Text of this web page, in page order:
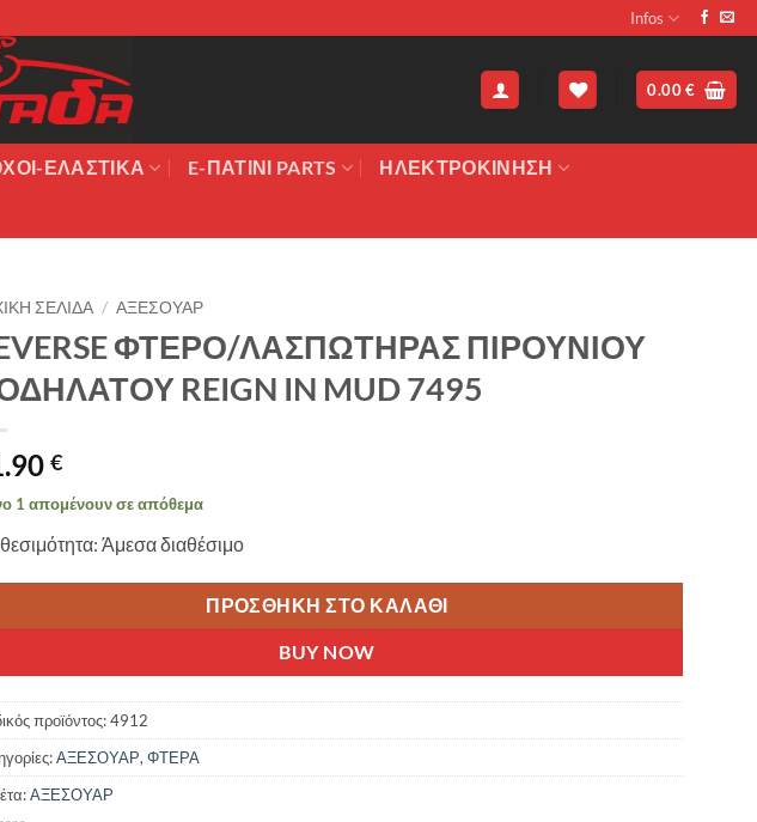
Infos
0.00€
ΕΛΑΣΤΙΚΑ E-ΠΑΤΙΝΙ PARTS ΗΛΕΚΤΡΟΚΙΝΗΣΗ
ΣΕΛΊΔΑ / ΑΞΕΣΟΥΑΡ
ΦΤΕΡΟ/ΛΑΣΠΩΤΗΡΑΣ ΠΙΡΟΥΝΙΟΥ
REIGN IN MUD 7495
€
1 απομένουν σε απόθεμα
Άμεσα διαθέσιμο
ΠΡΟΣΘΉΚΗ ΣΤΟ ΚΑΛΆΘΙ
BUY NOW
προϊόντος:4912
ΑΞΕΣΟΥΑΡ, ΦΤΕΡΑ
ΑΞΕΣΟΥΑΡ